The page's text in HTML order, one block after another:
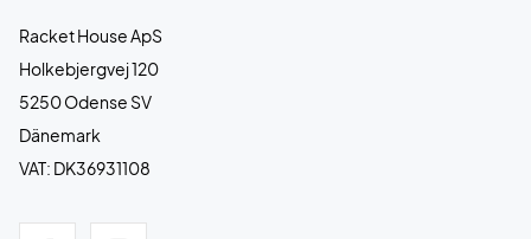
Racket House ApS
Holkebjergvej 120
5250 Odense SV
Dänemark
VAT: DK36931108